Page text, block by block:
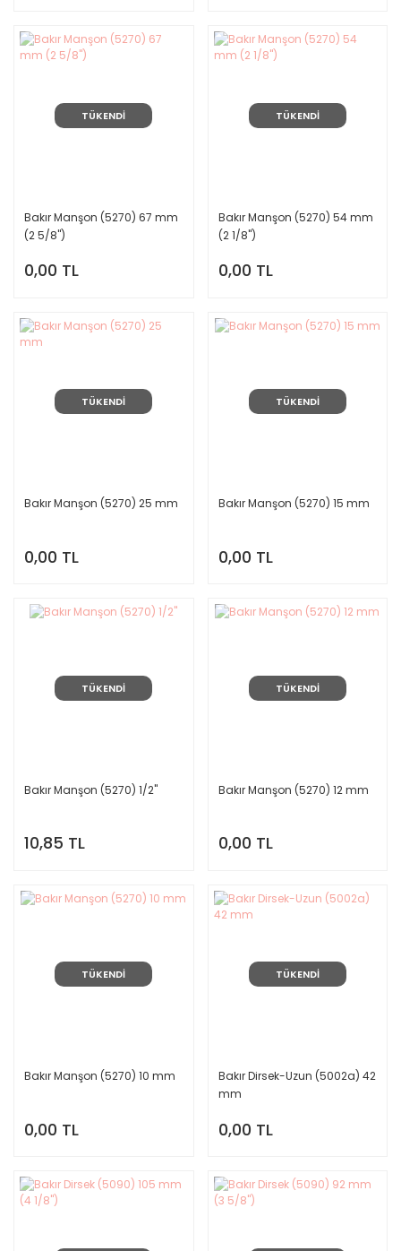
TÜKENDİ
Bakır Manşon (5270) 67 mm
(2 5/8")
0,00 TL
TÜKENDİ
Bakır Manşon (5270) 54 mm
(2 1/8")
0,00 TL
TÜKENDİ
Bakır Manşon (5270) 25 mm
0,00 TL
TÜKENDİ
Bakır Manşon (5270) 15 mm
0,00 TL
TÜKENDİ
Bakır Manşon (5270) 1/2''
10,85 TL
TÜKENDİ
Bakır Manşon (5270) 12 mm
0,00 TL
TÜKENDİ
Bakır Manşon (5270) 10 mm
0,00 TL
TÜKENDİ
Bakır Dirsek-Uzun (5002a) 42
mm
0,00 TL